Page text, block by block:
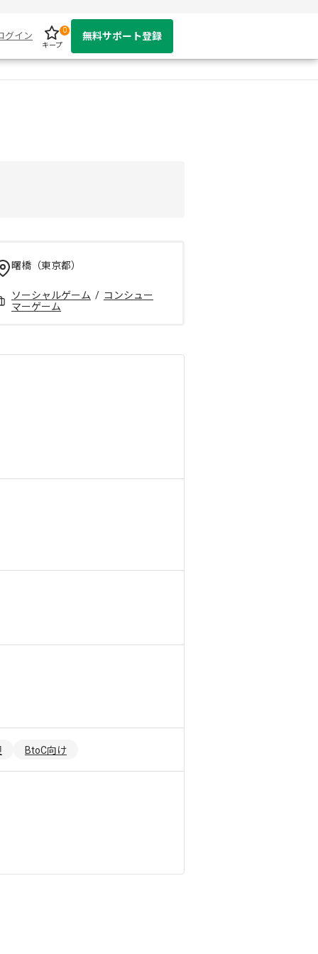
グイン
キープ
0
無料サポート登録
曙橋（東京都）
ソーシャルゲーム / コンシュー
マーゲーム
BtoC向け